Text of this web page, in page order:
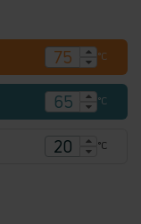
°C
°C
°C